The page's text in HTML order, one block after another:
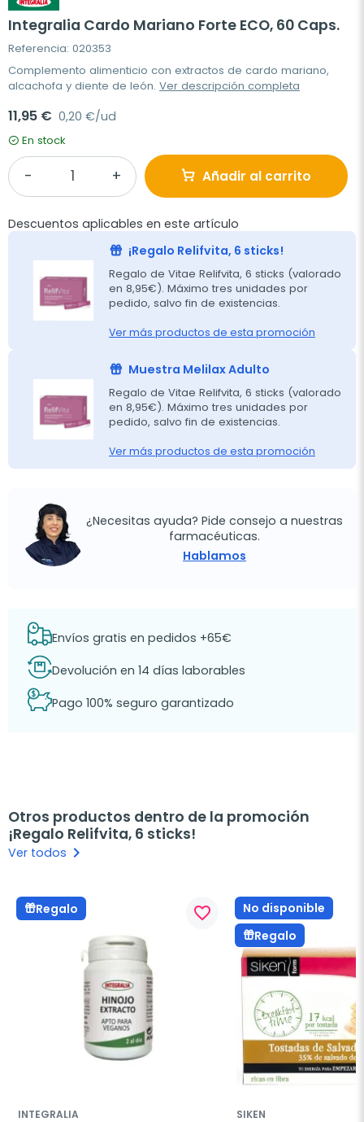
Integralia Cardo Mariano Forte ECO, 60 Caps.
Referencia: 020353
Complemento alimenticio con extractos de cardo mariano,
alcachofa y diente de león. Ver descripción completa
11,95 € 0,20 €/ud
En stock
Añadir al carrito
Descuentos aplicables en este artículo
¡Regalo Relifvita, 6 sticks!
Regalo de Vitae Relifvita, 6 sticks (valorado
en 8,95€). Máximo tres unidades por
pedido, salvo fin de existencias.
Ver más productos de esta promoción
Muestra Melilax Adulto
Regalo de Vitae Relifvita, 6 sticks (valorado
en 8,95€). Máximo tres unidades por
pedido, salvo fin de existencias.
Ver más productos de esta promoción
¿Necesitas ayuda? Pide consejo a nuestras
farmacéuticas.
Hablamos
Envíos gratis en pedidos +65€
Devolución en 14 días laborables
Pago 100% seguro garantizado
Otros productos dentro de la promoción
¡Regalo Relifvita, 6 sticks!
Ver todos keyboard_arrow_right
Regalo favorite_border
INTEGRALIA
No disponible
Regalo
SIKEN